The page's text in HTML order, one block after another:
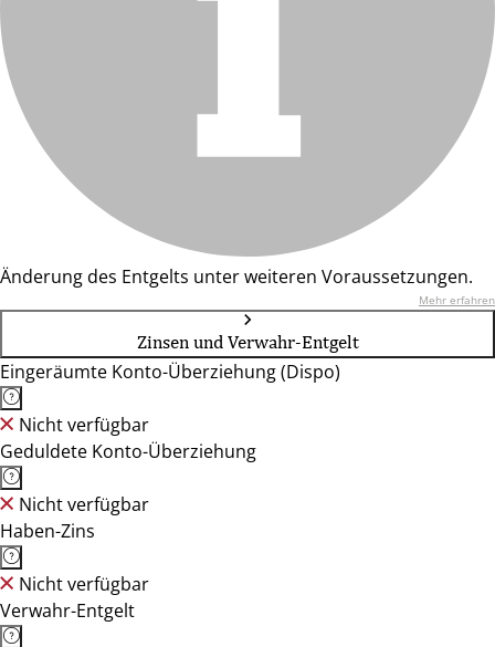
Änderung des Entgelts unter weiteren Voraussetzungen.
Mehr erfahren
Zinsen und Verwahr-Entgelt
Eingeräumte Konto-Überziehung (Dispo)
Nicht verfügbar
Geduldete Konto-Überziehung
Nicht verfügbar
Haben-Zins
Nicht verfügbar
Verwahr-Entgelt